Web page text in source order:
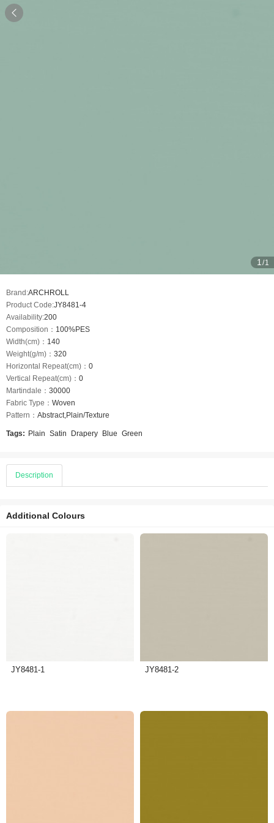

1 /1
Brand:ARCHROLL
Product Code:JY8481-4
Availability:200
Composition： 100%PES
Width(cm)： 140
Weight(g/m)： 320
Horizontal Repeat(cm)： 0
Vertical Repeat(cm)： 0
Martindale： 30000
Fabric Type： Woven
Pattern： Abstract,Plain/Texture
Tags: Plain Satin Drapery Blue Green
Description
Additional Colours
JY8481-1 JY8481-2